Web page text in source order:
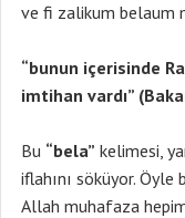
ve fi zalikum belaum
“bunun içerisinde
imtihan vardı”
Bu “bela” kelimesi,
iflahını söküyor. Öyle
Allah muhafaza